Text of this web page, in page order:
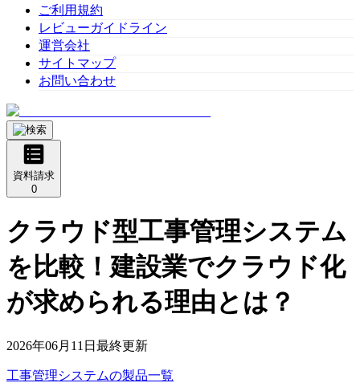
ご利用規約
レビューガイドライン
運営会社
サイトマップ
お問い合わせ
資料請求
0
クラウド型工事管理システム
を比較！建設業でクラウド化
が求められる理由とは？
2026年06月11日 最終更新
工事管理システムの製品一覧